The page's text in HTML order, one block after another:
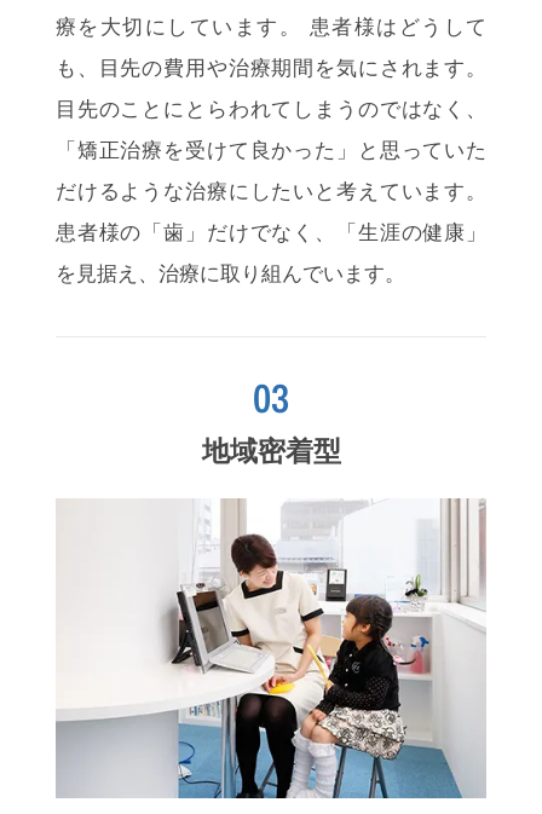
療を大切にしています。 患者様はどうして
も、目先の費用や治療期間を気にされます。
目先のことにとらわれてしまうのではなく、
「矯正治療を受けて良かった」と思っていた
だけるような治療にしたいと考えています。
患者様の「歯」だけでなく、「生涯の健康」
を見据え、治療に取り組んでいます。
03
地域密着型